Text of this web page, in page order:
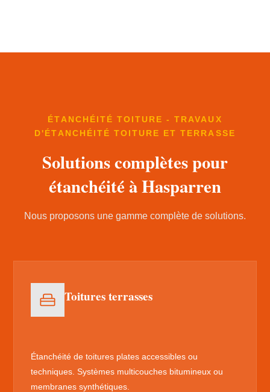
ÉTANCHÉITÉ TOITURE - TRAVAUX
D'ÉTANCHÉITÉ TOITURE ET TERRASSE
Solutions complètes pour
étanchéité à Hasparren
Nous proposons une gamme complète de solutions.
Toitures terrasses
Étanchéité de toitures plates accessibles ou
techniques. Systèmes multicouches bitumineux ou
membranes synthétiques.